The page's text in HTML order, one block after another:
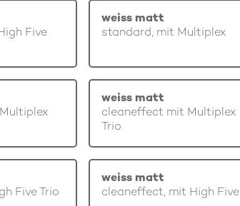
Five
weiss matt
standard, mit Multiplex
weiss matt
cleaneffect mit Multiplex
Trio
Five Trio
weiss matt
cleaneffect, mit High Five